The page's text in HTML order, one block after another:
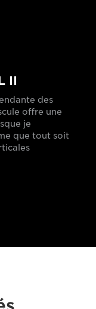
II
des
offre une
je
que tout soit